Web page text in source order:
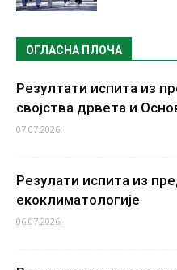
ОГЛАСНА ПЛОЧА
Резултати испита из
својства дрвета и
07.07.2026.
Резулати испита из
екоклиматологије
06.07.2026.